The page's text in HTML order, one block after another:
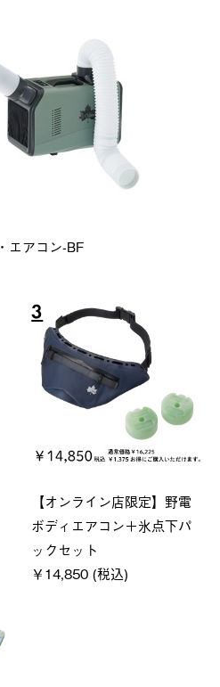
エアコン-BF
3
【オンライン店限定】野電
ボディエアコン＋氷点下パ
ックセット
￥14,850 (税込)